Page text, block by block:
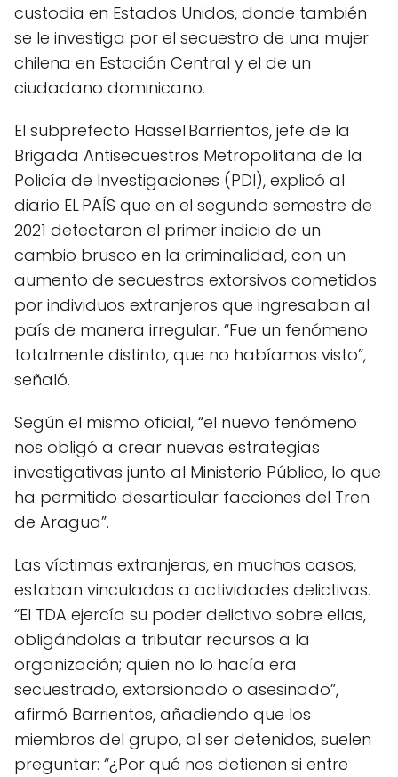
custodia en Estados Unidos, donde también
se le investiga por el secuestro de una mujer
chilena en Estación Central y el de un
ciudadano dominicano.
El subprefecto Hassel Barrientos, jefe de la
Brigada Antisecuestros Metropolitana de la
Policía de Investigaciones (PDI), explicó al
diario EL PAÍS que en el segundo semestre de
2021 detectaron el primer indicio de un
cambio brusco en la criminalidad, con un
aumento de secuestros extorsivos cometidos
por individuos extranjeros que ingresaban al
país de manera irregular. “Fue un fenómeno
totalmente distinto, que no habíamos visto”,
señaló.
Según el mismo oficial, “el nuevo fenómeno
nos obligó a crear nuevas estrategias
investigativas junto al Ministerio Público, lo que
ha permitido desarticular facciones del Tren
de Aragua”.
Las víctimas extranjeras, en muchos casos,
estaban vinculadas a actividades delictivas.
“El TDA ejercía su poder delictivo sobre ellas,
obligándolas a tributar recursos a la
organización; quien no lo hacía era
secuestrado, extorsionado o asesinado”,
afirmó Barrientos, añadiendo que los
miembros del grupo, al ser detenidos, suelen
preguntar: “¿Por qué nos detienen si entre